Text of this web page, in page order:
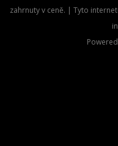
zahrnuty v ceně. | Tyto